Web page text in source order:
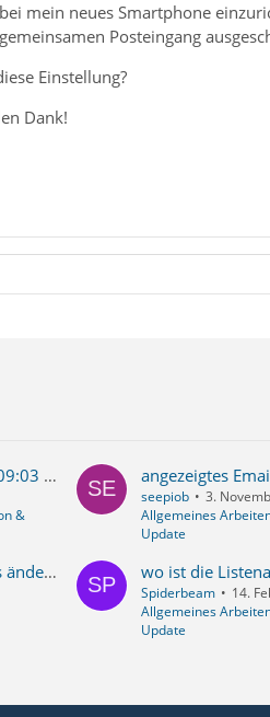
mein neues Smartphone
Posteingang
Einstellung?
Dank!
Emails vom 19.12.25 09:08 bis 21.12.25 09:03 verschwunden
&
seepiob
3.
Allgemeines
Update
Symbole&Icons im Posteingang für Emails ändern
Spiderbeam
14.
Allgemeines
Update